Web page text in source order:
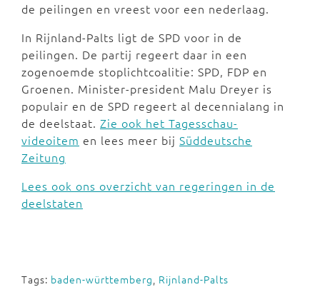
de peilingen en vreest voor een nederlaag.
In Rijnland-Palts ligt de SPD voor in de
peilingen. De partij regeert daar in een
zogenoemde stoplichtcoalitie: SPD, FDP en
Groenen. Minister-president Malu Dreyer is
populair en de SPD regeert al decennialang in
de deelstaat. Zie ook het Tagesschau-
videoitem en lees meer bij Süddeutsche
Zeitung
Lees ook ons overzicht van regeringen in de
deelstaten
Tags: baden-württemberg, Rijnland-Palts